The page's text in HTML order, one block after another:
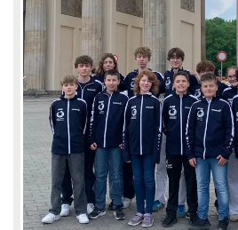
begonnen